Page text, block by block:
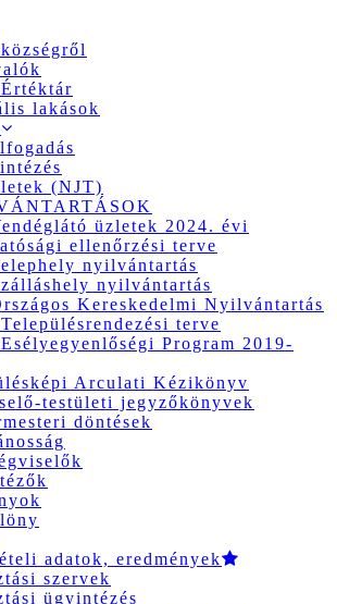
lakások
(NJT)
üzletek 2024. évi
ellenőrzési terve
nyilvántartás
nyilvántartás
Kereskedelmi Nyilvántartás
terve
Program 2019-
Arculati Kézikönyv
testületi jegyzőkönyvek
döntések
adatok, eredmények
szervek
ügyintézés